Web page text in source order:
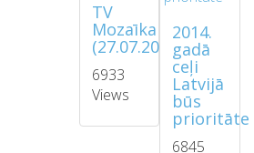
TV
Mozaīka
(27.07.2013)
6933
Views
2014.
gadā
ceļi
Latvijā
būs
prioritāte
6845